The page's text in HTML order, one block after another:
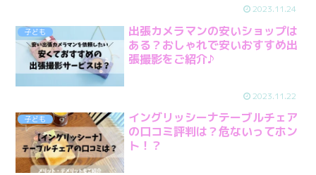
2023.11.24
子ども
出張カメラマンの安いショップは
ある？おしゃれで安いおすすめ出
張撮影をご紹介♪
2023.11.22
子ども
イングリッシーナテーブルチェア
の口コミ評判は？危ないってホン
ト！？